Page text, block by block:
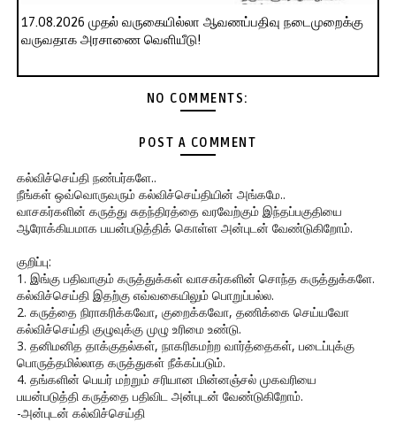
17.08.2026 முதல் வருகையில்லா ஆவணப்பதிவு நடைமுறைக்கு
வருவதாக அரசாணை வெளியீடு!
NO COMMENTS:
POST A COMMENT
கல்விச்செய்தி நண்பர்களே..
நீங்கள் ஒவ்வொருவரும் கல்விச்செய்தியின் அங்கமே..
வாசகர்களின் கருத்து சுதந்திரத்தை வரவேற்கும் இந்தப்பகுதியை
ஆரோக்கியமாக பயன்படுத்திக் கொள்ள அன்புடன் வேண்டுகிறோம்.
குறிப்பு:
1. இங்கு பதிவாகும் கருத்துக்கள் வாசகர்களின் சொந்த கருத்துக்களே.
கல்விச்செய்தி இதற்கு எவ்வகையிலும் பொறுப்பல்ல.
2. கருத்தை நிராகரிக்கவோ, குறைக்கவோ, தணிக்கை செய்யவோ
கல்விச்செய்தி குழுவுக்கு முழு உரிமை உண்டு.
3. தனிமனித தாக்குதல்கள், நாகரிகமற்ற வார்த்தைகள், படைப்புக்கு
பொருத்தமில்லாத கருத்துகள் நீக்கப்படும்.
4. தங்களின் பெயர் மற்றும் சரியான மின்னஞ்சல் முகவரியை
பயன்படுத்தி கருத்தை பதிவிட அன்புடன் வேண்டுகிறோம்.
-அன்புடன் கல்விச்செய்தி